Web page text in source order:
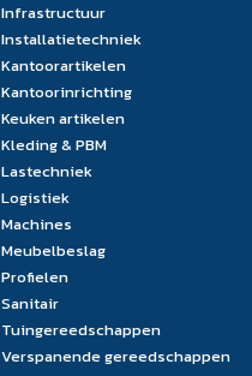
Infrastructuur
Installatietechniek
Kantoorartikelen
Kantoorinrichting
Keuken artikelen
Kleding & PBM
Lastechniek
Logistiek
Machines
Meubelbeslag
Profielen
Sanitair
Tuingereedschappen
Verspanende gereedschappen